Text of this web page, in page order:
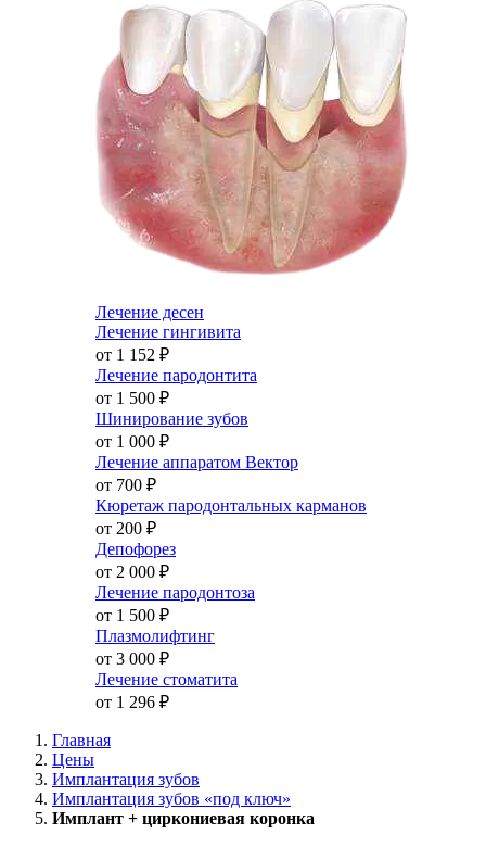
Лечение десен
Лечение гингивита
от 1 152 ₽
Лечение пародонтита
от 1 500 ₽
Шинирование зубов
от 1 000 ₽
Лечение аппаратом Вектор
от 700 ₽
Кюретаж пародонтальных карманов
от 200 ₽
Депофорез
от 2 000 ₽
Лечение пародонтоза
от 1 500 ₽
Плазмолифтинг
от 3 000 ₽
Лечение стоматита
от 1 296 ₽
Главная
Цены
Имплантация зубов
Имплантация зубов «под ключ»
Имплант + циркониевая коронка